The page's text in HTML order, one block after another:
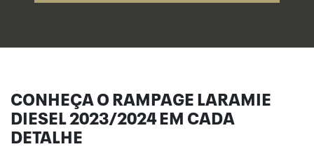
CONHEÇA O RAMPAGE LARAMIE
DIESEL 2023/2024 EM CADA
DETALHE